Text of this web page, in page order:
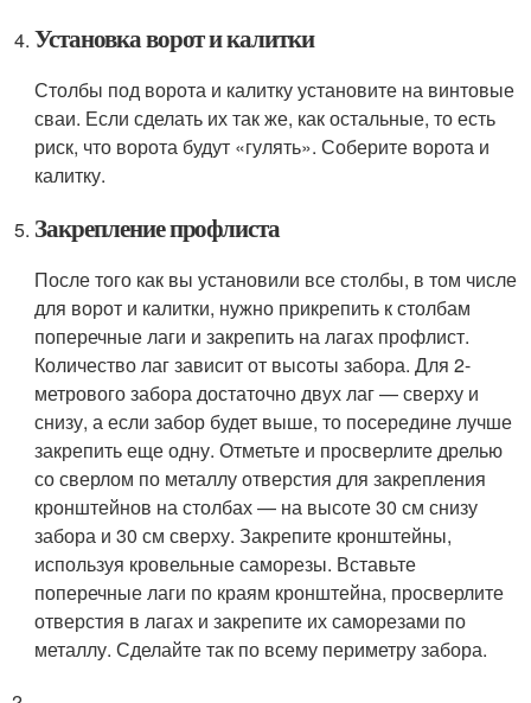
Установка ворот и калитки
Столбы под ворота и калитку установите на винтовые
сваи. Если сделать их так же, как остальные, то есть
риск, что ворота будут «гулять». Соберите ворота и
калитку.
Закрепление профлиста
После того как вы установили все столбы, в том числе
для ворот и калитки, нужно прикрепить к столбам
поперечные лаги и закрепить на лагах профлист.
Количество лаг зависит от высоты забора. Для 2-
метрового забора достаточно двух лаг — сверху и
снизу, а если забор будет выше, то посередине лучше
закрепить еще одну. Отметьте и просверлите дрелью
со сверлом по металлу отверстия для закрепления
кронштейнов на столбах — на высоте 30 см снизу
забора и 30 см сверху. Закрепите кронштейны,
используя кровельные саморезы. Вставьте
поперечные лаги по краям кронштейна, просверлите
отверстия в лагах и закрепите их саморезами по
металлу. Сделайте так по всему периметру забора.